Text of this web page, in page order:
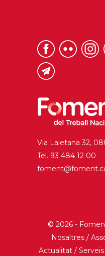
Via Laietana 32,
Tel. 93 484 12 00
© 2026 -
Nosaltres/
Actualitat / Serveis